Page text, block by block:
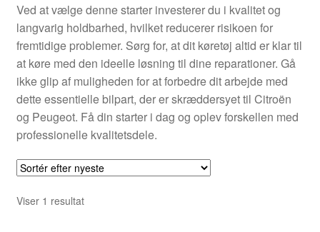
Min Konto
Om os
Privatlivspolitik
Vilkår og betingelser
Ved at vælge denne starter investerer du i kvalitet og
langvarig holdbarhed, hvilket reducerer risikoen for
fremtidige problemer. Sørg for, at dit køretøj altid er klar til
at køre med den ideelle løsning til dine reparationer. Gå
ikke glip af muligheden for at forbedre dit arbejde med
dette essentielle bilpart, der er skræddersyet til Citroën
og Peugeot. Få din starter i dag og oplev forskellen med
professionelle kvalitetsdele.
Viser 1 resultat